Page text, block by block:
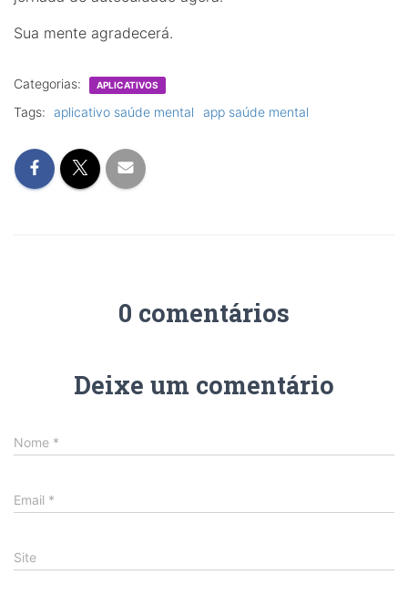
Sua mente agradecerá.
Categorias: APLICATIVOS
Tags: aplicativo saúde mental app saúde mental
0 comentários
Deixe um comentário
Nome *
Email *
Site